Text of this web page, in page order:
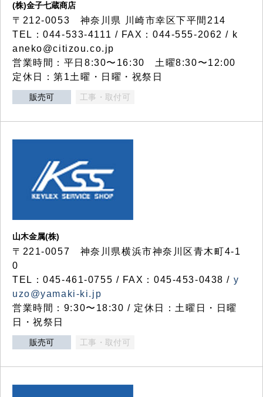
(株)金子七蔵商店
〒212-0053 神奈川県 川崎市幸区下平間214
TEL：044-533-4111 / FAX：044-555-2062 / k
aneko@citizou.co.jp
営業時間：平日8:30〜16:30 土曜8:30〜12:00
定休日：第1土曜・日曜・祝祭日
販売可 工事・取付可
山木金属(株)
〒221-0057 神奈川県横浜市神奈川区青木町4-1
0
TEL：045-461-0755 / FAX：045-453-0438 / y
uzo@yamaki-ki.jp
営業時間：9:30〜18:30 / 定休日：土曜日・日曜
日・祝祭日
販売可 工事・取付可